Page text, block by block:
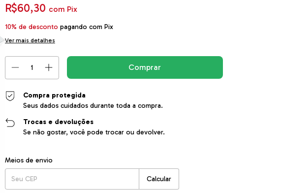
R$60,30 com Pix
10% de desconto pagando com Pix
Ver mais detalhes
Compra protegida
Seus dados cuidados durante toda a compra.
Trocas e devoluções
Se não gostar, você pode trocar ou devolver.
Entregas para o CEP:
Meios de envio
Calcular